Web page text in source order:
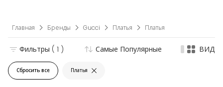
Главная Бренды Gucci Платья Платья
Сбросить все Платья
Фильтры ( 1 ) Самые Популярные ВИД